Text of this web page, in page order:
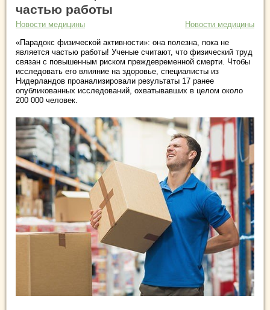
частью работы
Новости медицины
Новости медицины
«Парадокс физической активности»: она полезна, пока не
является частью работы! Ученые считают, что физический труд
связан с повышенным риском преждевременной смерти. Чтобы
исследовать его влияние на здоровье, специалисты из
Нидерландов проанализировали результаты 17 ранее
опубликованных исследований, охватывавших в целом около
200 000 человек.